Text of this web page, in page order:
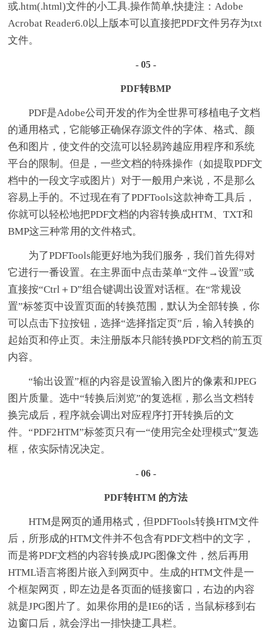
或.htm(.html)文件的小工具.操作简单,快捷注：Adobe
Acrobat Reader6.0以上版本可以直接把PDF文件另存为txt
文件。
- 05 -
PDF转BMP
PDF是Adobe公司开发的作为全世界可移植电子文档
的通用格式，它能够正确保存源文件的字体、格式、颜
色和图片，使文件的交流可以轻易跨越应用程序和系统
平台的限制。但是，一些文档的特殊操作（如提取PDF文
档中的一段文字或图片）对于一般用户来说，不是那么
容易上手的。不过现在有了PDFTools这款神奇工具后，
你就可以轻松地把PDF文档的内容转换成HTM、TXT和
BMP这三种常用的文件格式。
为了PDFTools能更好地为我们服务，我们首先得对
它进行一番设置。在主界面中点击菜单“文件→设置”或
直接按“Ctrl＋D”组合键调出设置对话框。在“常规设
置”标签页中设置页面的转换范围，默认为全部转换，你
可以点击下拉按钮，选择“选择指定页”后，输入转换的
起始页和停止页。未注册版本只能转换PDF文档的前五页
内容。
“输出设置”框的内容是设置输入图片的像素和JPEG
图片质量。选中“转换后浏览”的复选框，那么当文档转
换完成后，程序就会调出对应程序打开转换后的文
件。“PDF2HTM”标签页只有一“使用完全处理模式”复选
框，依实际情况决定。
- 06 -
PDF转HTM 的方法
HTM是网页的通用格式，但PDFTools转换HTM文件
后，所形成的HTM文件并不包含有PDF文档中的文字，
而是将PDF文档的内容转换成JPG图像文件，然后再用
HTML语言将图片嵌入到网页中。生成的HTM文件是一
个框架网页，即左边是各页面的链接窗口，右边的内容
就是JPG图片了。如果你用的是IE6的话，当鼠标移到右
边窗口后，就会浮出一排快捷工具栏。